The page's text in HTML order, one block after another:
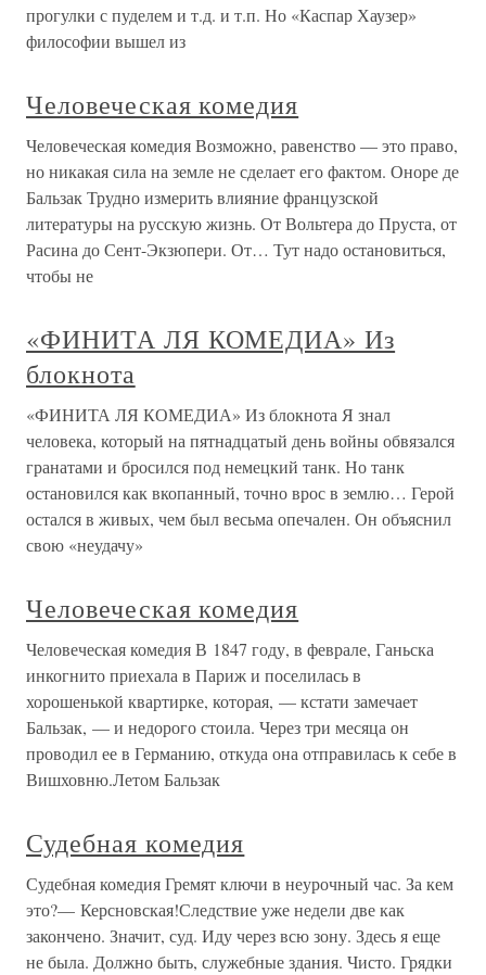
прогулки с пуделем и т.д. и т.п. Но «Каспар Хаузер»
философии вышел из
Человеческая комедия
Человеческая комедия Возможно, равенство — это право,
но никакая сила на земле не сделает его фактом. Оноре де
Бальзак Трудно измерить влияние французской
литературы на русскую жизнь. От Вольтера до Пруста, от
Расина до Сент-Экзюпери. От… Тут надо остановиться,
чтобы не
«ФИНИТА ЛЯ КОМЕДИА» Из
блокнота
«ФИНИТА ЛЯ КОМЕДИА» Из блокнота Я знал
человека, который на пятнадцатый день войны обвязался
гранатами и бросился под немецкий танк. Но танк
остановился как вкопанный, точно врос в землю… Герой
остался в живых, чем был весьма опечален. Он объяснил
свою «неудачу»
Человеческая комедия
Человеческая комедия В 1847 году, в феврале, Ганьска
инкогнито приехала в Париж и поселилась в
хорошенькой квартирке, которая, — кстати замечает
Бальзак, — и недорого стоила. Через три месяца он
проводил ее в Германию, откуда она отправилась к себе в
Вишховню.Летом Бальзак
Судебная комедия
Судебная комедия Гремят ключи в неурочный час. За кем
это?— Керсновская!Следствие уже недели две как
закончено. Значит, суд. Иду через всю зону. Здесь я еще
не была. Должно быть, служебные здания. Чисто. Грядки